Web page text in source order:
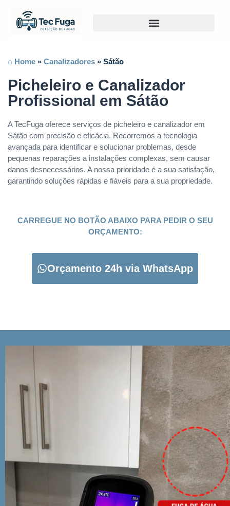
⌂ Home » Canalizadores » Sátão
Picheleiro e Canalizador
Profissional em Sátão
A TecFuga oferece serviços de picheleiro e canalizador em
Sátão com precisão e eficácia. Recorremos a tecnologia
avançada para identificar e solucionar problemas, desde
pequenas reparações a instalações complexas, sem causar
danos desnecessários. A nossa prioridade é a sua satisfação,
garantindo soluções rápidas e fiáveis para a sua propriedade.
CARREGUE NO BOTÃO ABAIXO PARA PEDIR O SEU
ORÇAMENTO:
Orçamento 24h via WhatsApp